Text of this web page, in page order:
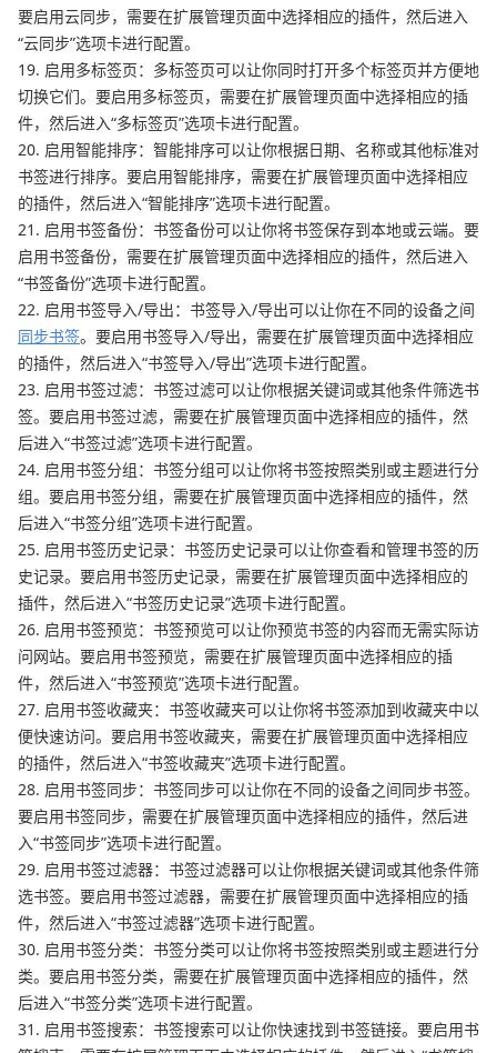
要启用云同步，需要在扩展管理页面中选择相应的插件，然后进入
“云同步”选项卡进行配置。
19. 启用多标签页：多标签页可以让你同时打开多个标签页并方便地
切换它们。要启用多标签页，需要在扩展管理页面中选择相应的插
件，然后进入“多标签页”选项卡进行配置。
20. 启用智能排序：智能排序可以让你根据日期、名称或其他标准对
书签进行排序。要启用智能排序，需要在扩展管理页面中选择相应
的插件，然后进入“智能排序”选项卡进行配置。
21. 启用书签备份：书签备份可以让你将书签保存到本地或云端。要
启用书签备份，需要在扩展管理页面中选择相应的插件，然后进入
“书签备份”选项卡进行配置。
22. 启用书签导入/导出：书签导入/导出可以让你在不同的设备之间
同步书签。要启用书签导入/导出，需要在扩展管理页面中选择相应
的插件，然后进入“书签导入/导出”选项卡进行配置。
23. 启用书签过滤：书签过滤可以让你根据关键词或其他条件筛选书
签。要启用书签过滤，需要在扩展管理页面中选择相应的插件，然
后进入“书签过滤”选项卡进行配置。
24. 启用书签分组：书签分组可以让你将书签按照类别或主题进行分
组。要启用书签分组，需要在扩展管理页面中选择相应的插件，然
后进入“书签分组”选项卡进行配置。
25. 启用书签历史记录：书签历史记录可以让你查看和管理书签的历
史记录。要启用书签历史记录，需要在扩展管理页面中选择相应的
插件，然后进入“书签历史记录”选项卡进行配置。
26. 启用书签预览：书签预览可以让你预览书签的内容而无需实际访
问网站。要启用书签预览，需要在扩展管理页面中选择相应的插
件，然后进入“书签预览”选项卡进行配置。
27. 启用书签收藏夹：书签收藏夹可以让你将书签添加到收藏夹中以
便快速访问。要启用书签收藏夹，需要在扩展管理页面中选择相应
的插件，然后进入“书签收藏夹”选项卡进行配置。
28. 启用书签同步：书签同步可以让你在不同的设备之间同步书签。
要启用书签同步，需要在扩展管理页面中选择相应的插件，然后进
入“书签同步”选项卡进行配置。
29. 启用书签过滤器：书签过滤器可以让你根据关键词或其他条件筛
选书签。要启用书签过滤器，需要在扩展管理页面中选择相应的插
件，然后进入“书签过滤器”选项卡进行配置。
30. 启用书签分类：书签分类可以让你将书签按照类别或主题进行分
类。要启用书签分类，需要在扩展管理页面中选择相应的插件，然
后进入“书签分类”选项卡进行配置。
31. 启用书签搜索：书签搜索可以让你快速找到书签链接。要启用书